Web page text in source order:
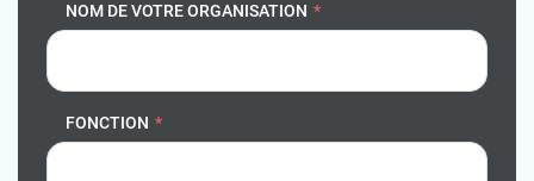
NOM DE VOTRE ORGANISATION *
FONCTION *